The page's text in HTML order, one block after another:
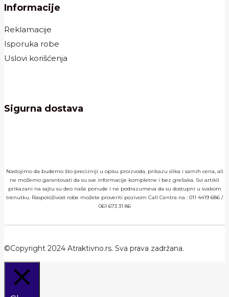
Informacije
Reklamacije
Isporuka robe
Uslovi korišćenja
Sigurna dostava
Nastojimo da budemo što precizniji u opisu proizvoda, prikazu slika i samih cena, ali
ne možemo garantovati da su sve informacije kompletne i bez grešaka. Svi artikli
prikazani na sajtu su deo naše ponude i ne podrazumeva da su dostupni u svakom
trenutku. Raspoloživost robe možete proveriti pozivom Call Centra na : 011 4419 686 /
061 673 31 86
©Copyright 2024 Atraktivno.rs. Sva prava zadržana.